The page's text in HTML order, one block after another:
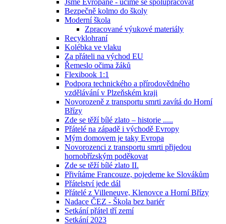
Jsme Evropané - učíme se spolupracovat
Bezpečně kolmo do školy
Moderní škola
Zpracované výukové materiály
Recyklohraní
Kolébka ve vlaku
Za přáteli na východ EU
Řemeslo očima žáků
Flexibook 1:1
Podpora technického a přírodovědného
vzdělávání v Plzeňském kraji
Novorozeně z transportu smrti zavítá do Horní
Břízy
Zde se těží bílé zlato – historie .....
Přátelé na západě i východě Evropy
Mým domovem je taky Evropa
Novorozenci z transportu smrti přijedou
hornobřízským poděkovat
Zde se těží bílé zlato II.
Přivítáme Francouze, pojedeme ke Slovákům
Přátelství jede dál
Přátelé z Villeneuve, Klenovce a Horní Břízy
Nadace ČEZ - Škola bez bariér
Setkání přátel tří zemí
Setkání 2023